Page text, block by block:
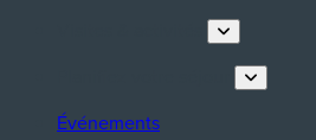
Événements